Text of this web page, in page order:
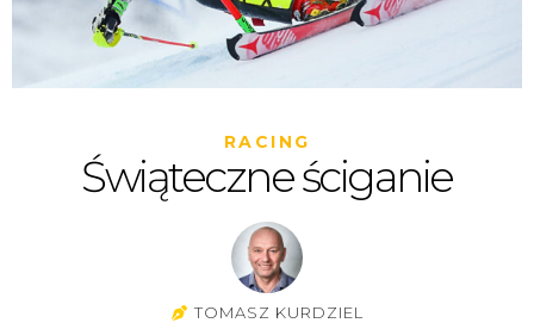
RACING
Świąteczne ściganie
TOMASZ KURDZIEL